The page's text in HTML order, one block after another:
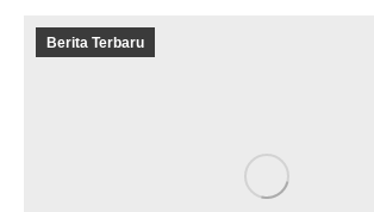
Berita Terbaru